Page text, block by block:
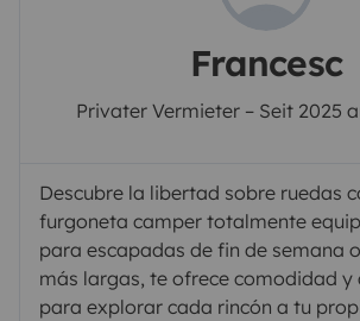
Francesc
Privater Vermieter – Seit 2025
Descubre la libertad sobre ruedas
furgoneta camper totalmente
para escapadas de fin de semana
más largas, te ofrece comodidad y
para explorar cada rincón a tu